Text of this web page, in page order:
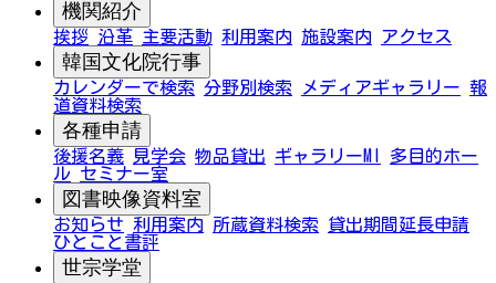
機関紹介
挨拶 沿革 主要活動 利用案内 施設案内 アクセス
韓国文化院行事
カレンダーで検索 分野別検索 メディアギャラリー 報
道資料検索
各種申請
後援名義 見学会 物品貸出 ギャラリーMI
多目的ホー
ル セミナー室
図書映像資料室
お知らせ 利用案内 所蔵資料検索
貸出期間延長申請
ひとこと書評
世宗学堂